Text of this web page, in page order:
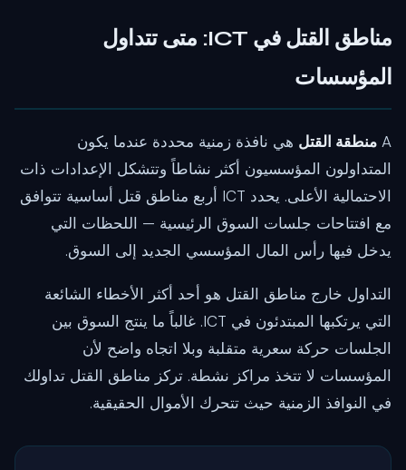
مناطق القتل في ICT: متى تتداول
المؤسسات
A منطقة القتل هي نافذة زمنية محددة عندما يكون
المتداولون المؤسسيون أكثر نشاطاً وتتشكل الإعدادات ذات
الاحتمالية الأعلى. يحدد ICT أربع مناطق قتل أساسية تتوافق
مع افتتاحات جلسات السوق الرئيسية — اللحظات التي
يدخل فيها رأس المال المؤسسي الجديد إلى السوق.
التداول خارج مناطق القتل هو أحد أكثر الأخطاء الشائعة
التي يرتكبها المبتدئون في ICT. غالباً ما ينتج السوق بين
الجلسات حركة سعرية متقلبة وبلا اتجاه واضح لأن
المؤسسات لا تتخذ مراكز نشطة. تركز مناطق القتل تداولك
في النوافذ الزمنية حيث تتحرك الأموال الحقيقية.